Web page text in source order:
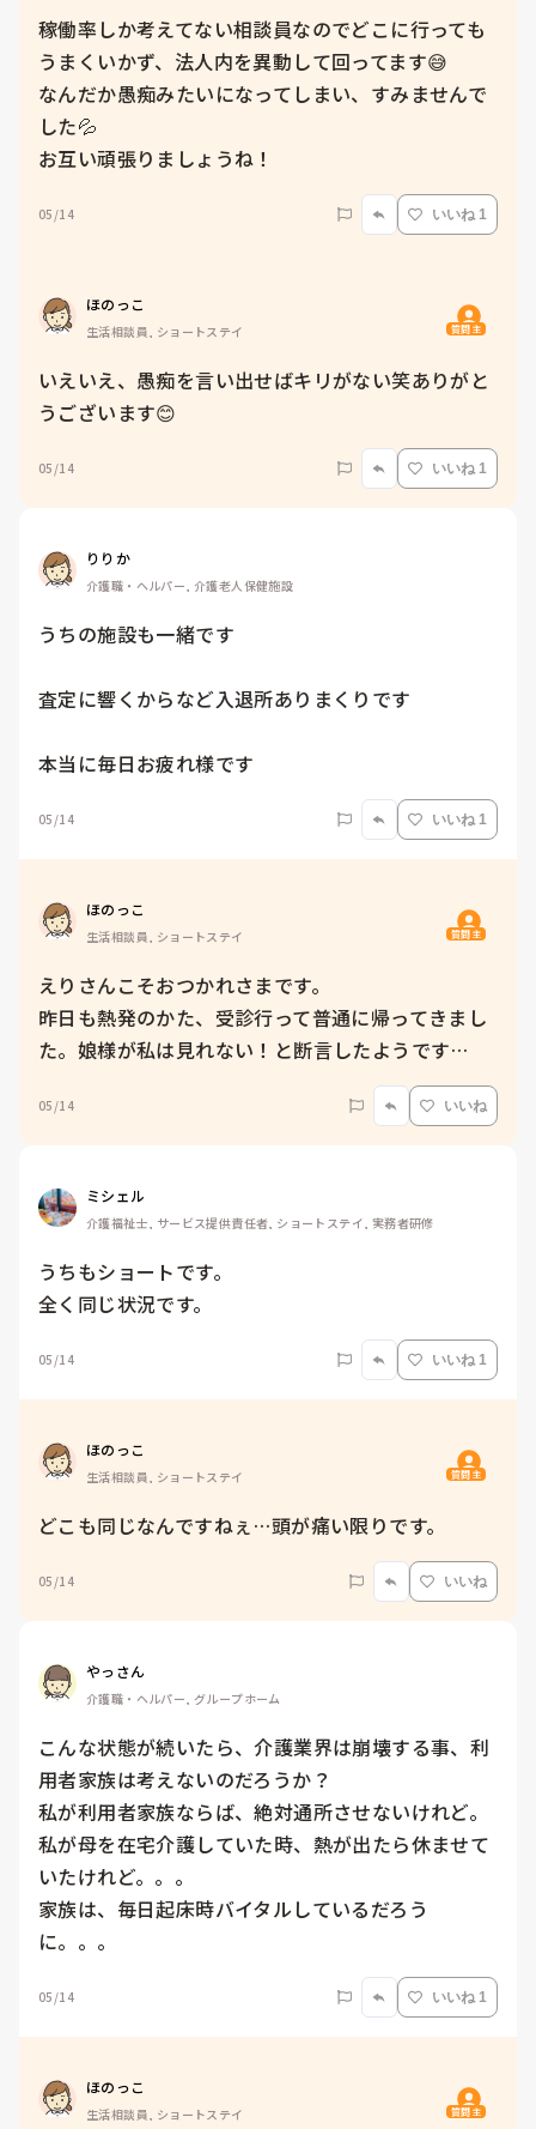
稼働率しか考えてない相談員なのでどこに行っても
うまくいかず、法人内を異動して回ってます😅
なんだか愚痴みたいになってしまい、すみませんで
した💦
お互い頑張りましょうね！
05/14 いいね 1
ほのっこ
生活相談員, ショートステイ 質問主
いえいえ、愚痴を言い出せばキリがない笑ありがと
うございます😊
05/14 いいね 1
りりか
介護職・ヘルパー, 介護老人保健施設
うちの施設も一緒です
査定に響くからなど入退所ありまくりです
本当に毎日お疲れ様です
05/14 いいね 1
ほのっこ
生活相談員, ショートステイ 質問主
えりさんこそおつかれさまです。
昨日も熱発のかた、受診行って普通に帰ってきまし
た。娘様が私は見れない！と断言したようです…
05/14 いいね
ミシェル
介護福祉士, サービス提供責任者, ショートステイ, 実務者研修
うちもショートです。
05/14 いいね 1
ほのっこ
生活相談員, ショートステイ 質問主
どこも同じなんですねぇ…頭が痛い限りです。
05/14 いいね
やっさん
介護職・ヘルパー, グループホーム
こんな状態が続いたら、介護業界は崩壊する事、利
用者家族は考えないのだろうか？
私が利用者家族ならば、絶対通所させないけれど。
私が母を在宅介護していた時、熱が出たら休ませて
いたけれど。。。
家族は、毎日起床時バイタルしているだろう
に。。。
05/14 いいね 1
ほのっこ
生活相談員, ショートステイ 質問主